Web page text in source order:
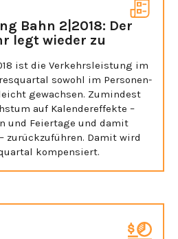
Bahn 2|2018: Der
legt wieder zu
ist die Verkehrsleistung im
sowohl im Personen-
gewachsen. Zumindest
auf Kalendereffekte –
und Feiertage und damit
zurückzuführen. Damit wird
kompensiert.